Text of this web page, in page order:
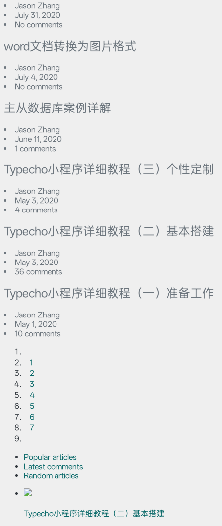
Jason Zhang
July 31, 2020
No comments
word文档转换为图片格式
Jason Zhang
July 4, 2020
No comments
主从数据库案例详解
Jason Zhang
June 11, 2020
1 comments
Typecho小程序详细教程（三）个性定制
Jason Zhang
May 3, 2020
4 comments
Typecho小程序详细教程（二）基本搭建
Jason Zhang
May 3, 2020
36 comments
Typecho小程序详细教程（一）准备工作
Jason Zhang
May 1, 2020
10 comments
1
2
3
4
5
6
7
Popular articles
Latest comments
Random articles
Typecho小程序详细教程（二）基本搭建